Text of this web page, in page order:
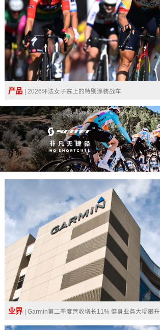
产品 | 2026环法女子赛上的特别涂装战车
广告
业界 | Garmin第二季度营收增长11% 健身业务大幅攀升